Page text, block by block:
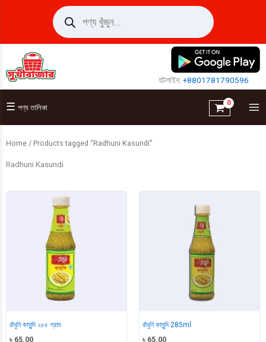
Products
search
হটলাইন:+8801781790596
☰ পণ্য তালিকা
Home / Products tagged “Radhuni Kasundi”
Radhuni Kasundi
রাঁধুনি কাসুন্দি ২৮৫ গ্রাম
৳ 65.00
রাঁধুনি কাসুন্দি 285ml
৳ 65.00